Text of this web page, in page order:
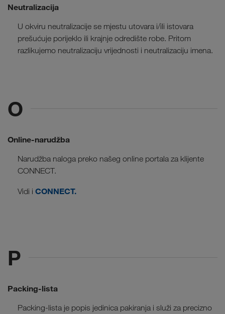
Neutralizacija
U okviru neutralizacije se mjestu utovara i/ili istovara
prešućuje porijeklo ili krajnje odredište robe. Pritom
razlikujemo neutralizaciju vrijednosti i neutralizaciju imena.
O
Online-narudžba
Narudžba naloga preko našeg online portala za klijente
CONNECT.
Vidi i CONNECT.
P
Packing-lista
Packing-lista je popis jedinica pakiranja i služi za precizno